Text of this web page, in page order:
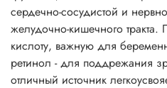
сердечно-сосудистой и
желудочно-кишечного
кислоту, важную для
ретинол - для поддрежания
отличный источник